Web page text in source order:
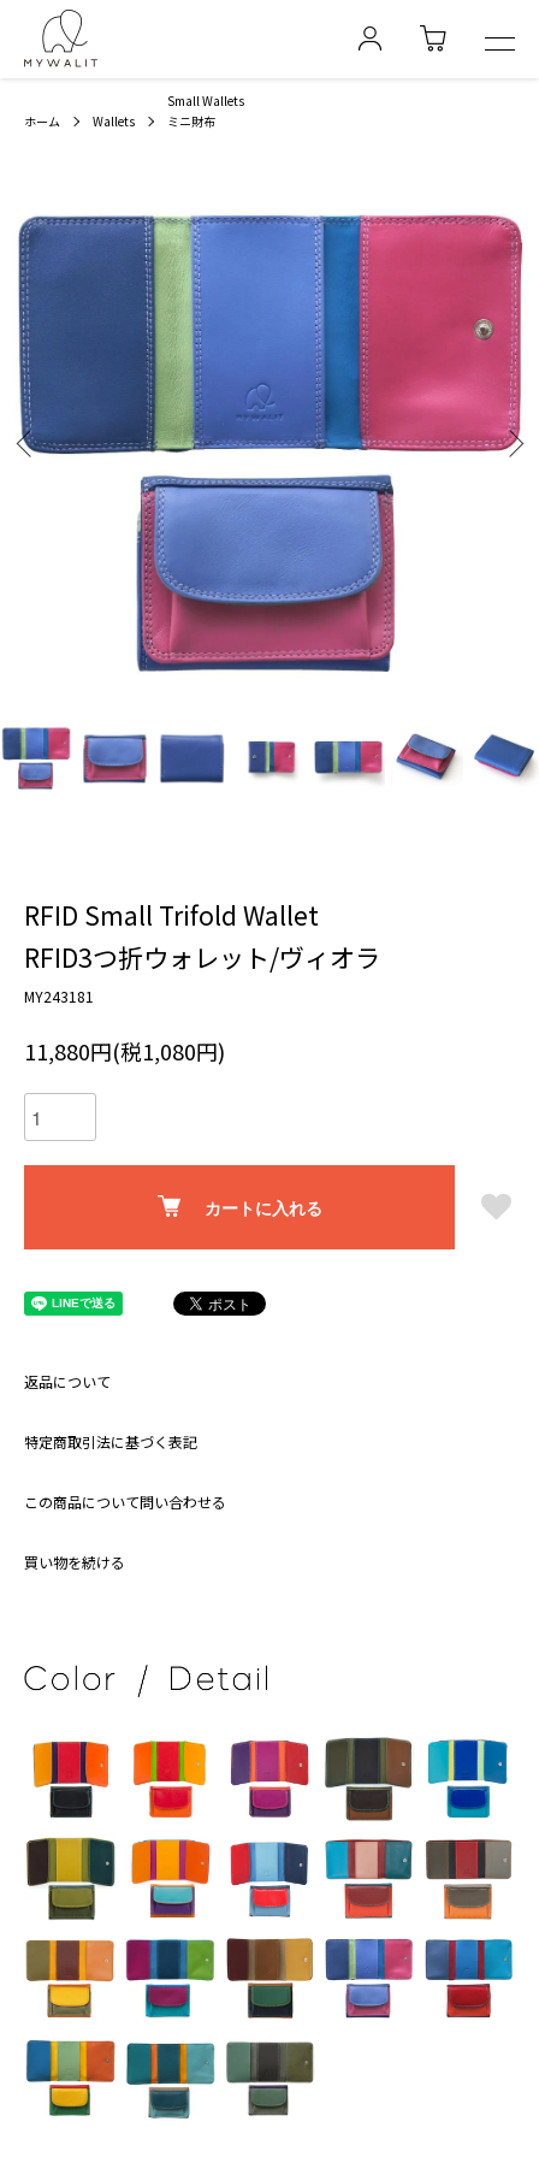
ホーム Wallets
Small Wallets
ミニ財布
RFID Small Trifold Wallet
RFID3つ折ウォレット/ヴィオラ
MY243181
11,880円(税1,080円)
カートに入れる
返品について
特定商取引法に基づく表記
この商品について問い合わせる
買い物を続ける